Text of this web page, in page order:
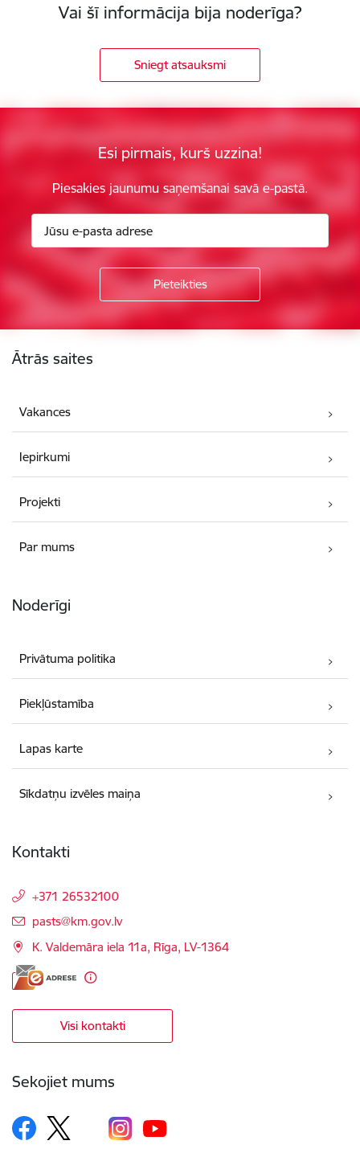
Vai šī informācija bija noderīga?
Sniegt atsauksmi
Esi pirmais, kurš uzzina!
Piesakies jaunumu saņemšanai savā e-pastā.
Ātrās saites
Vakances
Iepirkumi
Projekti
Par mums
Noderīgi
Privātuma politika
Piekļūstamība
Lapas karte
Sīkdatņu izvēles maiņa
Kontakti
+371 26532100
E-pasts:
pasts@km.gov.lv
K. Valdemāra iela 11a, Rīga, LV-1364
Visi kontakti
Sekojiet mums